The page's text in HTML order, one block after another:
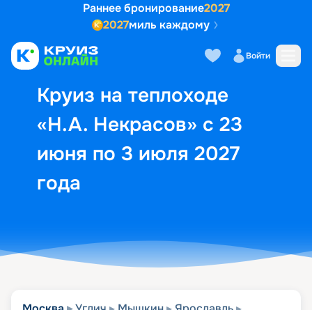
Раннее бронирование2027
2027миль каждому
Войти
Круиз на теплоходе
«Н.А. Некрасов» с 23
июня по 3 июля 2027
года
Выбор кают Маршрут и